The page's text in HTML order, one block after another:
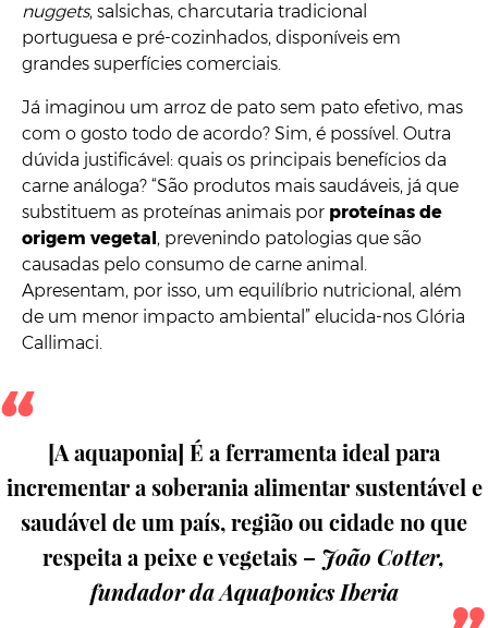
nuggets, salsichas, charcutaria tradicional
portuguesa e pré-cozinhados, disponíveis em
grandes superfícies comerciais.
Já imaginou um arroz de pato sem pato efetivo, mas
com o gosto todo de acordo? Sim, é possível. Outra
dúvida justificável: quais os principais benefícios da
carne análoga? “São produtos mais saudáveis, já que
substituem as proteínas animais por proteínas de
origem vegetal , prevenindo patologias que são
causadas pelo consumo de carne animal.
Apresentam, por isso, um equilíbrio nutricional, além
de um menor impacto ambiental” elucida-nos Glória
Callimaci.
[A aquaponia] É a ferramenta ideal para
incrementar a soberania alimentar sustentável e
saudável de um país, região ou cidade no que
respeita a peixe e vegetais – João Cotter,
fundador da Aquaponics Iberia